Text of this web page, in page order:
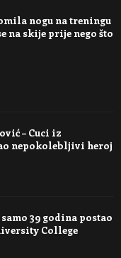
nogu na treningu
na skije prije nego što
– Cuci iz
nepokolebljivi heroj
39 godina postao
College